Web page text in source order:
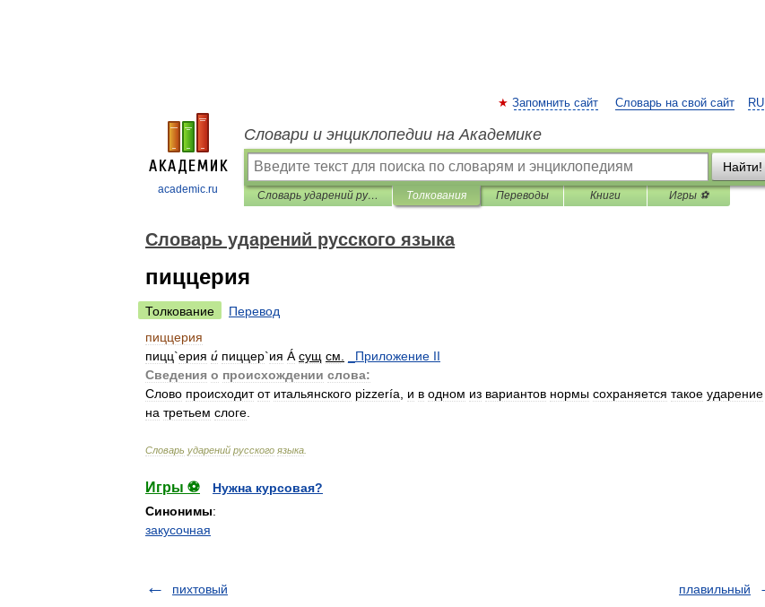
academic.ru
RU
Запомнить сайт Словарь на свой сайт
Словари и энциклопедии на Академике
Найти!
Словарь ударений русского языка Толкования Переводы Книги Игры ⚽
Словарь ударений русского языка
пиццерия
Толкование
Перевод
пиццерия
пицц`ерия и́ пиццер`ия Á сущ см Приложение II
Сведения о происхождении слова:
Слово происходит от итальянского pizzería и в одном из вариантов нормы сохраняется такое ударение
на третьем слоге
Словарь ударений русского языка
Игры ⚽
Нужна курсовая?
Синонимы:
закусочная
пихтовый плавильный